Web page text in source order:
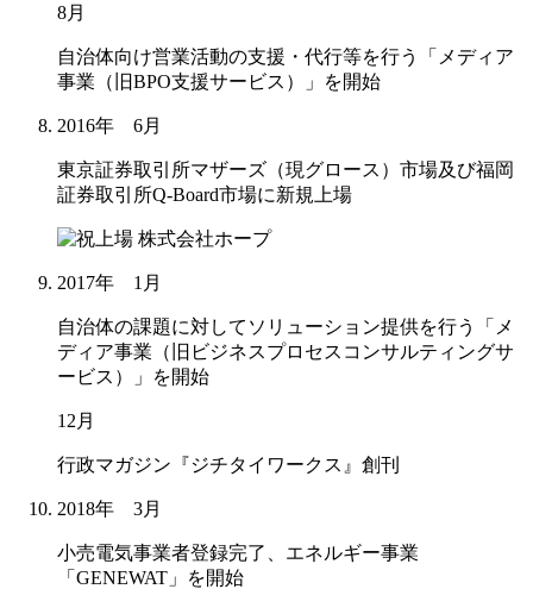
8月
自治体向け営業活動の支援・代行等を行う「メディア
事業（旧BPO支援サービス）」を開始
2016年 6月
東京証券取引所マザーズ（現グロース）市場及び福岡
証券取引所Q-Board市場に新規上場
2017年 1月
自治体の課題に対してソリューション提供を行う「メ
ディア事業（旧ビジネスプロセスコンサルティングサ
ービス）」を開始
12月
行政マガジン『ジチタイワークス』創刊
2018年 3月
小売電気事業者登録完了、エネルギー事業
「GENEWAT」を開始